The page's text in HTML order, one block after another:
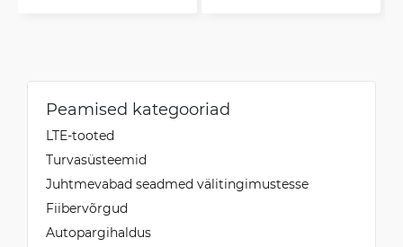
Peamised kategooriad
LTE-tooted
Turvasüsteemid
Juhtmevabad seadmed välitingimustesse
Fiibervõrgud
Autopargihaldus